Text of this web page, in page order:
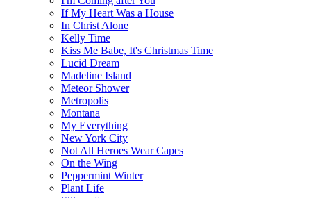
If My Heart Was a House
In Christ Alone
Kelly Time
Kiss Me Babe, It's Christmas Time
Lucid Dream
Madeline Island
Meteor Shower
Metropolis
Montana
My Everything
New York City
Not All Heroes Wear Capes
On the Wing
Peppermint Winter
Plant Life